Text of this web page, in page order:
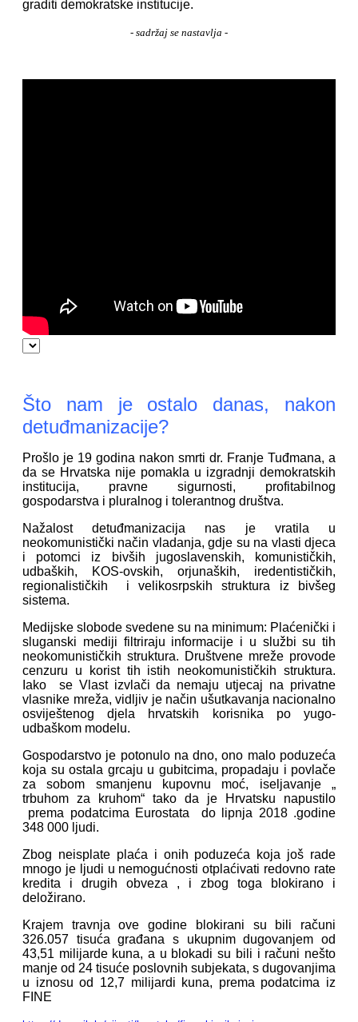
graditi demokratske institucije.
- sadržaj se nastavlja -
Što nam je ostalo danas, nakon
detuđmanizacije?
Prošlo je 19 godina nakon smrti dr. Franje Tuđmana, a
da se Hrvatska nije pomakla u izgradnji demokratskih
institucija, pravne sigurnosti, profitabilnog
gospodarstva i pluralnog i tolerantnog društva.
Nažalost detuđmanizacija nas je vratila u
neokomunistički način vladanja, gdje su na vlasti djeca
i potomci iz bivših jugoslavenskih, komunističkih,
udbaških, KOS-ovskih, orjunaških, iredentističkih,
regionalističkih i velikosrpskih struktura iz bivšeg
sistema.
Medijske slobode svedene su na minimum: Plaćenički i
sluganski mediji filtriraju informacije i u službi su tih
neokomunističkih struktura. Društvene mreže provode
cenzuru u korist tih istih neokomunističkih struktura.
Iako se Vlast izvlači da nemaju utjecaj na privatne
vlasnike mreža, vidljiv je način ušutkavanja nacionalno
osviještenog djela hrvatskih korisnika po yugo-
udbaškom modelu.
Gospodarstvo je potonulo na dno, ono malo poduzeća
koja su ostala grcaju u gubitcima, propadaju i povlače
za sobom smanjenu kupovnu moć, iseljavanje „
trbuhom za kruhom“ tako da je Hrvatsku napustilo
prema podatcima Eurostata do lipnja 2018 .godine
348 000 ljudi.
Zbog neisplate plaća i onih poduzeća koja još rade
mnogo je ljudi u nemogućnosti otplaćivati redovno rate
kredita i drugih obveza , i zbog toga blokirano i
deložirano.
Krajem travnja ove godine blokirani su bili računi
326.057 tisuća građana s ukupnim dugovanjem od
43,51 milijarde kuna, a u blokadi su bili i računi nešto
manje od 24 tisuće poslovnih subjekata, s dugovanjima
u iznosu od 12,7 milijardi kuna, prema podatcima iz
FINE